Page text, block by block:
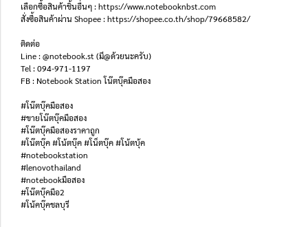
เลือกซื้อสินค้าชิ้นอื่นๆ : https://www.notebooknbst.com
สั่งซื้อสินค้าผ่าน Shopee : https://shopee.co.th/shop/79668582/
ติดต่อ
Line : @notebook.st (มี@ด้วยนะครับ)
Tel : 094-971-1197
FB : Notebook Station โน๊ตบุ๊คมือสอง
#โน๊ตบุ๊คมือสอง
#ขายโน๊ตบุ๊คมือสอง
#โน๊ตบุ๊คมือสองราคาถูก
#โน๊ตบุ๊ค #โน้ตบุ๊ค #โน็ตบุ๊ค #โน้ตบุ้ค
#notebookstation
#lenovothailand
#notebookมือสอง
#โน๊ตบุ๊คมือ2
#โน้คบุ๊คชลบุรี